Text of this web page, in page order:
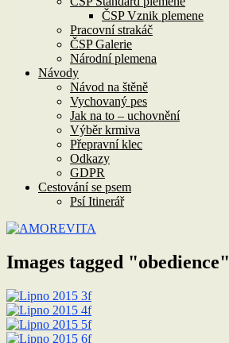
ČSP Vznik plemene
Pracovní strakáč
ČSP Galerie
Národní plemena
Návody
Návod na štěně
Vychovaný pes
Jak na to – uchovnění
Výběr krmiva
Přepravní klec
Odkazy
GDPR
Cestování se psem
Psí Itinerář
Images tagged "obedience"